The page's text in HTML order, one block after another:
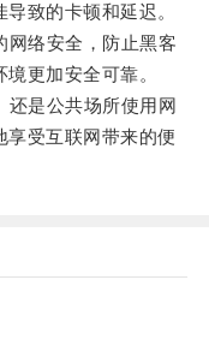
致的卡顿和延迟。
络安全，防止黑客
更加安全可靠。
是公共场所使用网
享受互联网带来的便